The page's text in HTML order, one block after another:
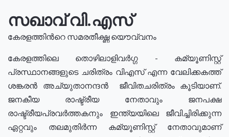
സഖാവ് വി.എസ്
കേരളത്തിൻറെ സമരതീക്ഷ്ണ യൌവ്വനം
കേരളത്തിലെ തൊഴിലാളിവർഗ്ഗ - കമ്യൂണിസ്റ്റ്
പ്രസ്ഥാനങ്ങളുടെ ചരിത്രം വിഎസ് എന്ന വേലിക്കകത്ത്
ശങ്കരൻ അച്യുതാനന്ദൻ ജീവിതചരിത്രം കൂടിയാണ്.
ജനകീയ രാഷ്ട്രീയ നേതാവും ജനപക്ഷ
രാഷ്ട്രീയപ്രവർത്തകനും ഇന്ത്യയിലെ ജീവിച്ചിരിക്കുന്ന
ഏറ്റവും തലമുതിർന്ന കമ്യൂണിസ്റ്റ് നേതാവുമാണ്